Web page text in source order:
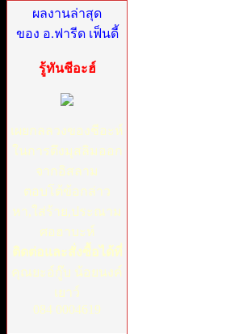
ผลงานล่าสุด
ของ อ.ฟารีด เฟ็นดี้
รู้ทันชีอะฮ์
เผยกลลวงของชีอะห์
ในการดึงมุสลิมออก
จากอิสลาม
ตอบโต้ข้อกล่าว
หา,ใส่ร้าย,ประณาม
ศอฮาบะห์
ติดต่อและสั่งซื้อได้ที่
คุณยะอ์กู๊บ น้อยนงค์
เยาว์
084 0004619